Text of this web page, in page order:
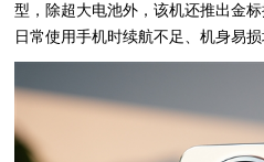
型，除超大电池外，该机还推出金
日常使用手机时续航不足、机身易损